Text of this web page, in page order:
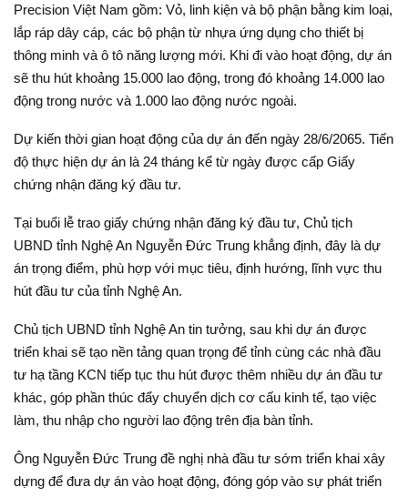
Precision Việt Nam gồm: Vỏ, linh kiện và bộ phận bằng kim loại,
lắp ráp dây cáp, các bộ phận từ nhựa ứng dụng cho thiết bị
thông minh và ô tô năng lượng mới. Khi đi vào hoạt động, dự án
sẽ thu hút khoảng 15.000 lao động, trong đó khoảng 14.000 lao
động trong nước và 1.000 lao động nước ngoài.
Dự kiến thời gian hoạt động của dự án đến ngày 28/6/2065. Tiến
độ thực hiện dự án là 24 tháng kể từ ngày được cấp Giấy
chứng nhận đăng ký đầu tư.
Tại buổi lễ trao giấy chứng nhận đăng ký đầu tư, Chủ tịch
UBND tỉnh Nghệ An Nguyễn Đức Trung khẳng định, đây là dự
án trọng điểm, phù hợp với mục tiêu, định hướng, lĩnh vực thu
hút đầu tư của tỉnh Nghệ An.
Chủ tịch UBND tỉnh Nghệ An tin tưởng, sau khi dự án được
triển khai sẽ tạo nền tảng quan trọng để tỉnh cùng các nhà đầu
tư hạ tầng KCN tiếp tục thu hút được thêm nhiều dự án đầu tư
khác, góp phần thúc đẩy chuyển dịch cơ cấu kinh tế, tạo việc
làm, thu nhập cho người lao động trên địa bàn tỉnh.
Ông Nguyễn Đức Trung đề nghị nhà đầu tư sớm triển khai xây
dựng để đưa dự án vào hoạt động, đóng góp vào sự phát triển